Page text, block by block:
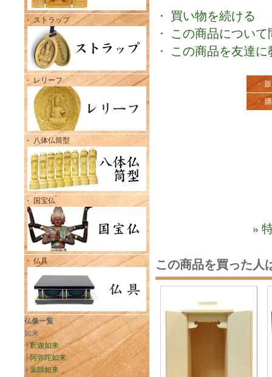
・ ストラップ
・ レリーフ
・ 八体仏筒型
・ 国宝仏
・ 仏具
仏像一覧
如来
├釈迦如来
├阿弥陀如来
├薬師如来
・ 買い物を続ける
・ この商品につい
・ この商品を友達に
・
・
»
この商品を買った人